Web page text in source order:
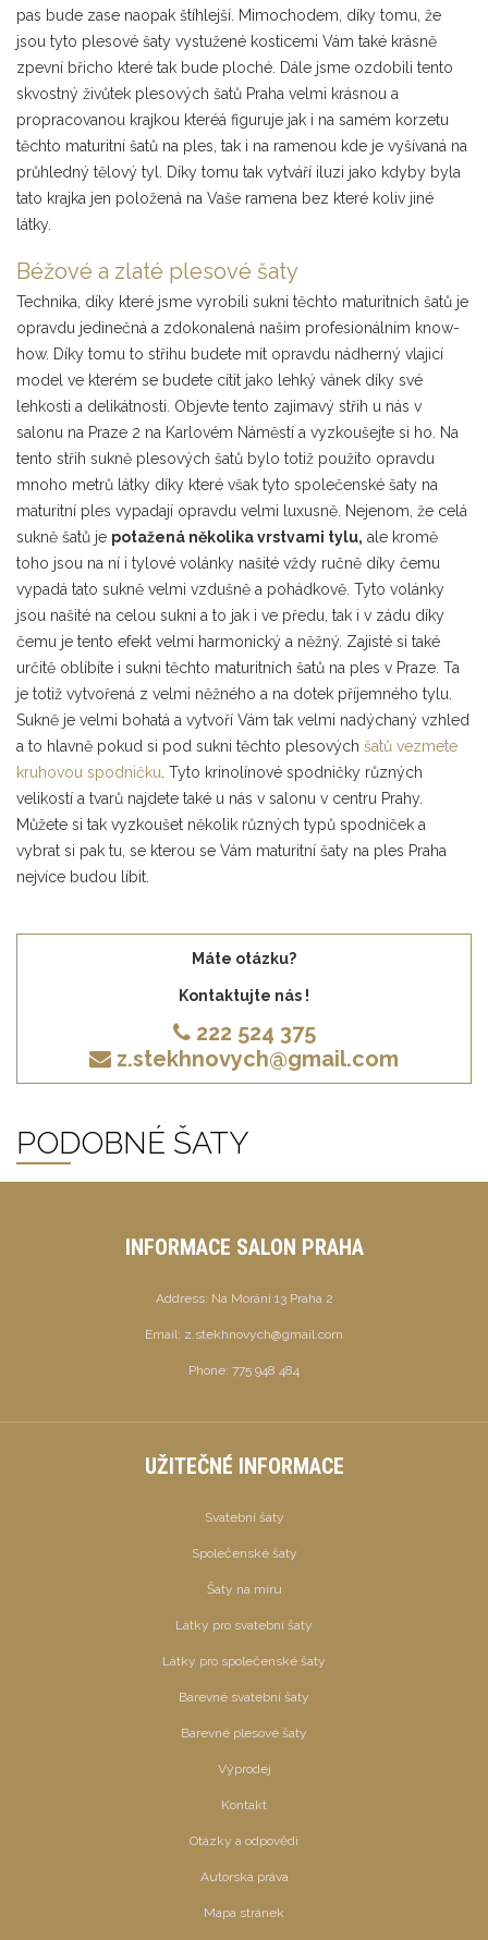
pas bude zase naopak štíhlejší. Mimochodem, díky tomu, že
jsou tyto plesové šaty vystužené kosticemi Vám také krásně
zpevní břicho které tak bude ploché. Dále jsme ozdobili tento
skvostný živůtek plesových šatů Praha velmi krásnou a
propracovanou krajkou kteréá figuruje jak i na samém korzetu
těchto maturitní šatů na ples, tak i na ramenou kde je vyšívaná na
průhledný tělový tyl. Díky tomu tak vytváří iluzi jako kdyby byla
tato krajka jen položená na Vaše ramena bez které koliv jiné
látky.
Béžové a zlaté plesové šaty
Technika, díky které jsme vyrobili sukni těchto maturitních šatů je
opravdu jedinečná a zdokonalená našim profesionálním know-
how. Díky tomu to střihu budete mít opravdu nádherný vlajicí
model ve kterém se budete cítit jako lehký vánek díky své
lehkosti a delikátnosti. Objevte tento zajimavý střih u nás v
salonu na Praze 2 na Karlovém Náměstí a vyzkoušejte si ho. Na
tento střih sukně plesových šatů bylo totiž použito opravdu
mnoho metrů látky díky které však tyto společenské šaty na
maturitní ples vypadají opravdu velmi luxusně. Nejenom, že celá
sukně šatů je potažená několika vrstvami tylu, ale kromě
toho jsou na ní i tylové volánky našité vždy ručně díky čemu
vypadá tato sukně velmi vzdušně a pohádkově. Tyto volánky
jsou našité na celou sukni a to jak i ve předu, tak i v zádu díky
čemu je tento efekt velmi harmonický a něžný. Zajisté si také
určitě oblíbíte i sukni těchto maturitních šatů na ples v Praze. Ta
je totiž vytvořená z velmi něžného a na dotek příjemného tylu.
Sukně je velmi bohatá a vytvoří Vám tak velmi nadýchaný vzhled
a to hlavně pokud si pod sukni těchto plesových šatů vezmete
kruhovou spodničku . Tyto krinolínové spodničky různých
velikostí a tvarů najdete také u nás v salonu v centru Prahy.
Můžete si tak vyzkoušet několik různých typů spodniček a
vybrat si pak tu, se kterou se Vám maturitní šaty na ples Praha
nejvíce budou líbit.
Máte otázku?
Kontaktujte nás !
222 524 375
z.stekhnovych@gmail.com
PODOBNÉ ŠATY
INFORMACE SALON PRAHA
Address: Na Moráni 13 Praha 2
Email: z.stekhnovych@gmail.com
Phone: 775 948 484
UŽITEČNÉ INFORMACE
Svatební šaty
Společenské šaty
Šaty na míru
Látky pro svatební šaty
Látky pro společenské šaty
Barevné svatební šaty
Barevné plesové šaty
Výprodej
Kontakt
Otázky a odpovědi
Autorská práva
Mapa stránek